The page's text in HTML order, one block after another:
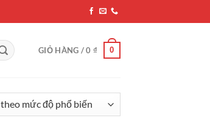
GIỎ HÀNG /0 ₫ 0